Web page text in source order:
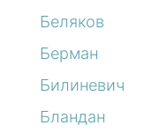
Беляков
Берман
Билиневич
Бландан